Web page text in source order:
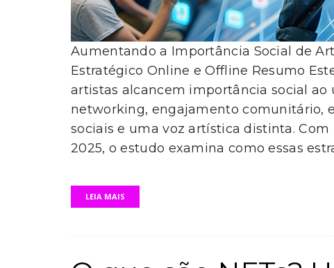
Aumentando a Importância Social de
Estratégico Online e Offline Resumo
artistas alcancem importância social ao
networking, engajamento comunitário,
sociais e uma voz artística distinta.
2025, o estudo examina como essas
LEIA MAIS